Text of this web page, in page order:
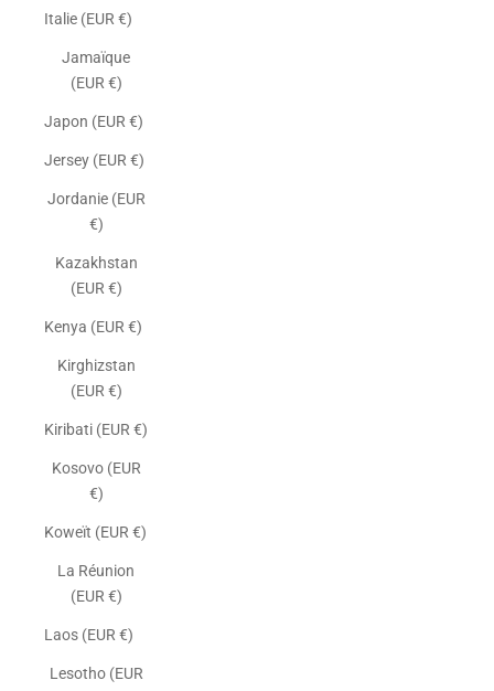
Italie (EUR €)
Jamaïque
(EUR €)
Japon (EUR €)
Jersey (EUR €)
Jordanie (EUR
€)
Kazakhstan
(EUR €)
Kenya (EUR €)
Kirghizstan
(EUR €)
Kiribati (EUR €)
Kosovo (EUR
€)
Koweït (EUR €)
La Réunion
(EUR €)
Laos (EUR €)
Lesotho (EUR